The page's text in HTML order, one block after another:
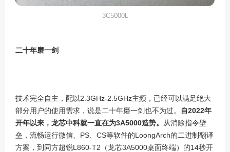
3C5000L
二十年磨一剑
技术完全自主，配以2.3GHz-2.5GHz主频，已经可以满足绝大
部分用户的使用需求，说是二十年磨一剑也不为过。
自2022年
开年以来，龙芯中科就一直在为3A5000造势。
从消除指令壁
垒，流畅运行微信、 PS CS等软件的LoongArch的二进制翻译
方案，到同方超锐L860-T2 （龙芯3A5000桌面终端）的14秒开